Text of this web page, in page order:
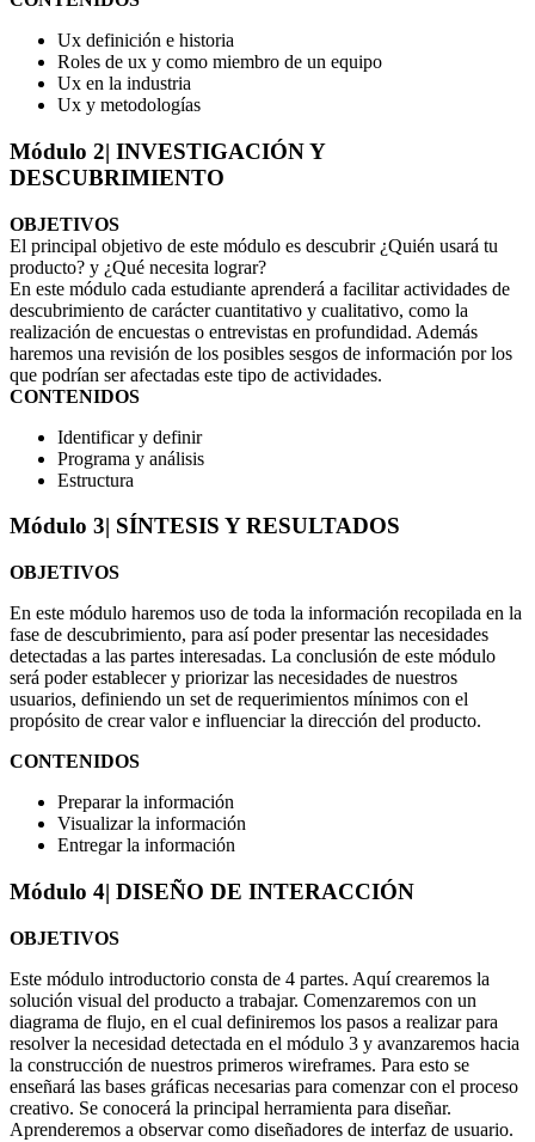
Ux definición e historia
Roles de ux y como miembro de un equipo
Ux en la industria
Ux y metodologías
Módulo 2| INVESTIGACIÓN Y
DESCUBRIMIENTO
OBJETIVOS
El principal objetivo de este módulo es descubrir ¿Quién usará tu
producto? y ¿Qué necesita lograr?
En este módulo cada estudiante aprenderá a facilitar actividades de
descubrimiento de carácter cuantitativo y cualitativo, como la
realización de encuestas o entrevistas en profundidad. Además
haremos una revisión de los posibles sesgos de información por los
que podrían ser afectadas este tipo de actividades.
CONTENIDOS
Identificar y definir
Programa y análisis
Estructura
Módulo 3| SÍNTESIS Y RESULTADOS
OBJETIVOS
En este módulo haremos uso de toda la información recopilada en la
fase de descubrimiento, para así poder presentar las necesidades
detectadas a las partes interesadas. La conclusión de este módulo
será poder establecer y priorizar las necesidades de nuestros
usuarios, definiendo un set de requerimientos mínimos con el
propósito de crear valor e influenciar la dirección del producto.
CONTENIDOS
Preparar la información
Visualizar la información
Entregar la información
Módulo 4| DISEÑO DE INTERACCIÓN
OBJETIVOS
Este módulo introductorio consta de 4 partes. Aquí crearemos la
solución visual del producto a trabajar. Comenzaremos con un
diagrama de flujo, en el cual definiremos los pasos a realizar para
resolver la necesidad detectada en el módulo 3 y avanzaremos hacia
la construcción de nuestros primeros wireframes. Para esto se
enseñará las bases gráficas necesarias para comenzar con el proceso
creativo. Se conocerá la principal herramienta para diseñar.
Aprenderemos a observar como diseñadores de interfaz de usuario.